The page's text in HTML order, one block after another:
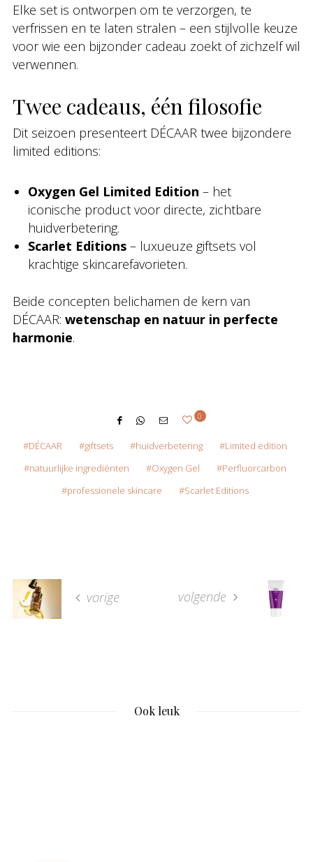
Elke set is ontworpen om te verzorgen, te
verfrissen en te laten stralen – een stijlvolle keuze
voor wie een bijzonder cadeau zoekt of zichzelf wil
verwennen.
Twee cadeaus, één filosofie
Dit seizoen presenteert DÉCAAR twee bijzondere
limited editions:
Oxygen Gel Limited Edition – het
iconische product voor directe, zichtbare
huidverbetering.
Scarlet Editions– luxueuze giftsets vol
krachtige skincarefavorieten.
Beide concepten belichamen de kern van
DÉCAAR: wetenschap en natuur in perfecte
harmonie.
0
DÉCAAR giftsets huidverbetering
Limited edition
natuurlijke ingrediënten
Oxygen Gel
Perfluorcarbon
professionele skincare
Scarlet Editions
vorige volgende
Ook leuk